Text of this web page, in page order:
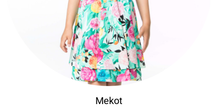
Mekot